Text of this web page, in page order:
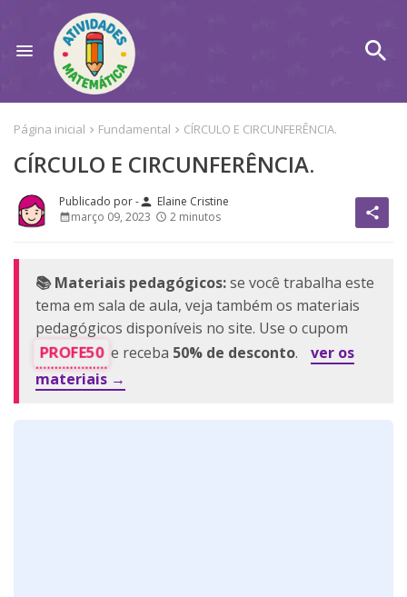
Página inicial Fundamental CÍRCULO E CIRCUNFERÊNCIA.
CÍRCULO E CIRCUNFERÊNCIA.
person Elaine Cristine
março 09, 2023
2 minutos share
📚 Materiais pedagógicos:se você trabalha este
tema em sala de aula, veja também os materiais
pedagógicos disponíveis no site. Use o cupom
PROFE50 e receba 50% de desconto.
ver os
materiais →